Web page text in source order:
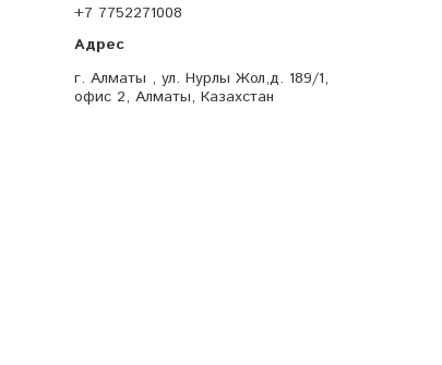
+7 7752271008
г. Алматы , ул. Нурлы Жол,д. 189/1,
офис 2, Алматы, Казахстан